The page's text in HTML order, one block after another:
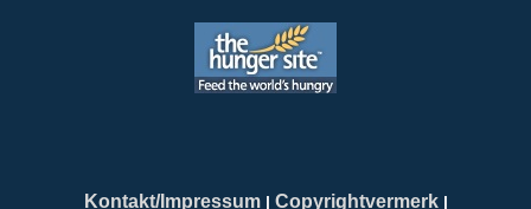
Kontakt/Impressum| Copyrightvermerk|